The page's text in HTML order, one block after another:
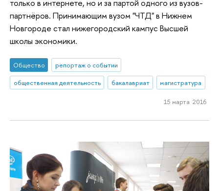
только в интернете, но и за партой одного из вузов-
партнёров. Принимающим вузом "ЧТД" в Нижнем
Новгороде стал нижегородский кампус Высшей
школы экономики.
Общество
репортаж о событии
общественная деятельность
бакалавриат магистратура
15 марта 2016